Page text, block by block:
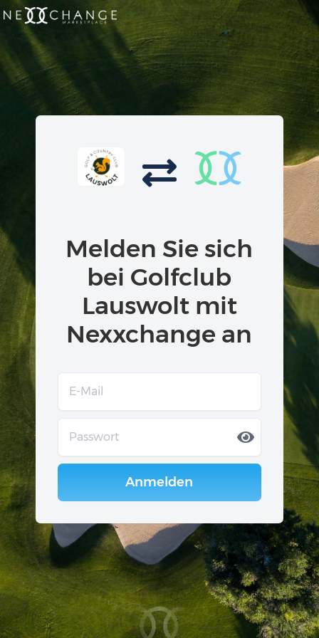
Melden Sie sich
bei Golfclub
Lauswolt mit
Nexxchange an
Anmelden